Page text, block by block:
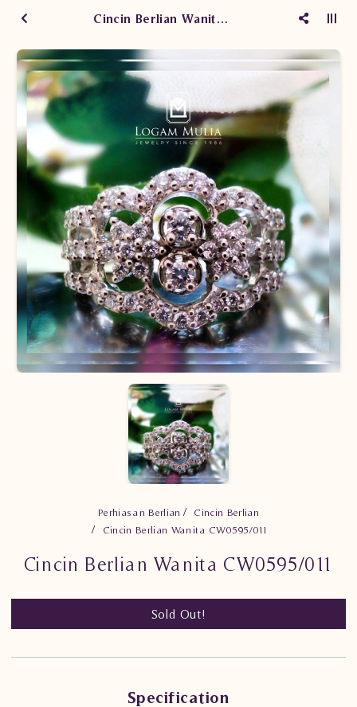
Cincin Berlian Wanita CW0595/011
Perhiasan Berlian
Cincin Berlian
Cincin Berlian Wanita CW0595/011
Cincin Berlian Wanita CW0595/011
Sold Out!
Specification